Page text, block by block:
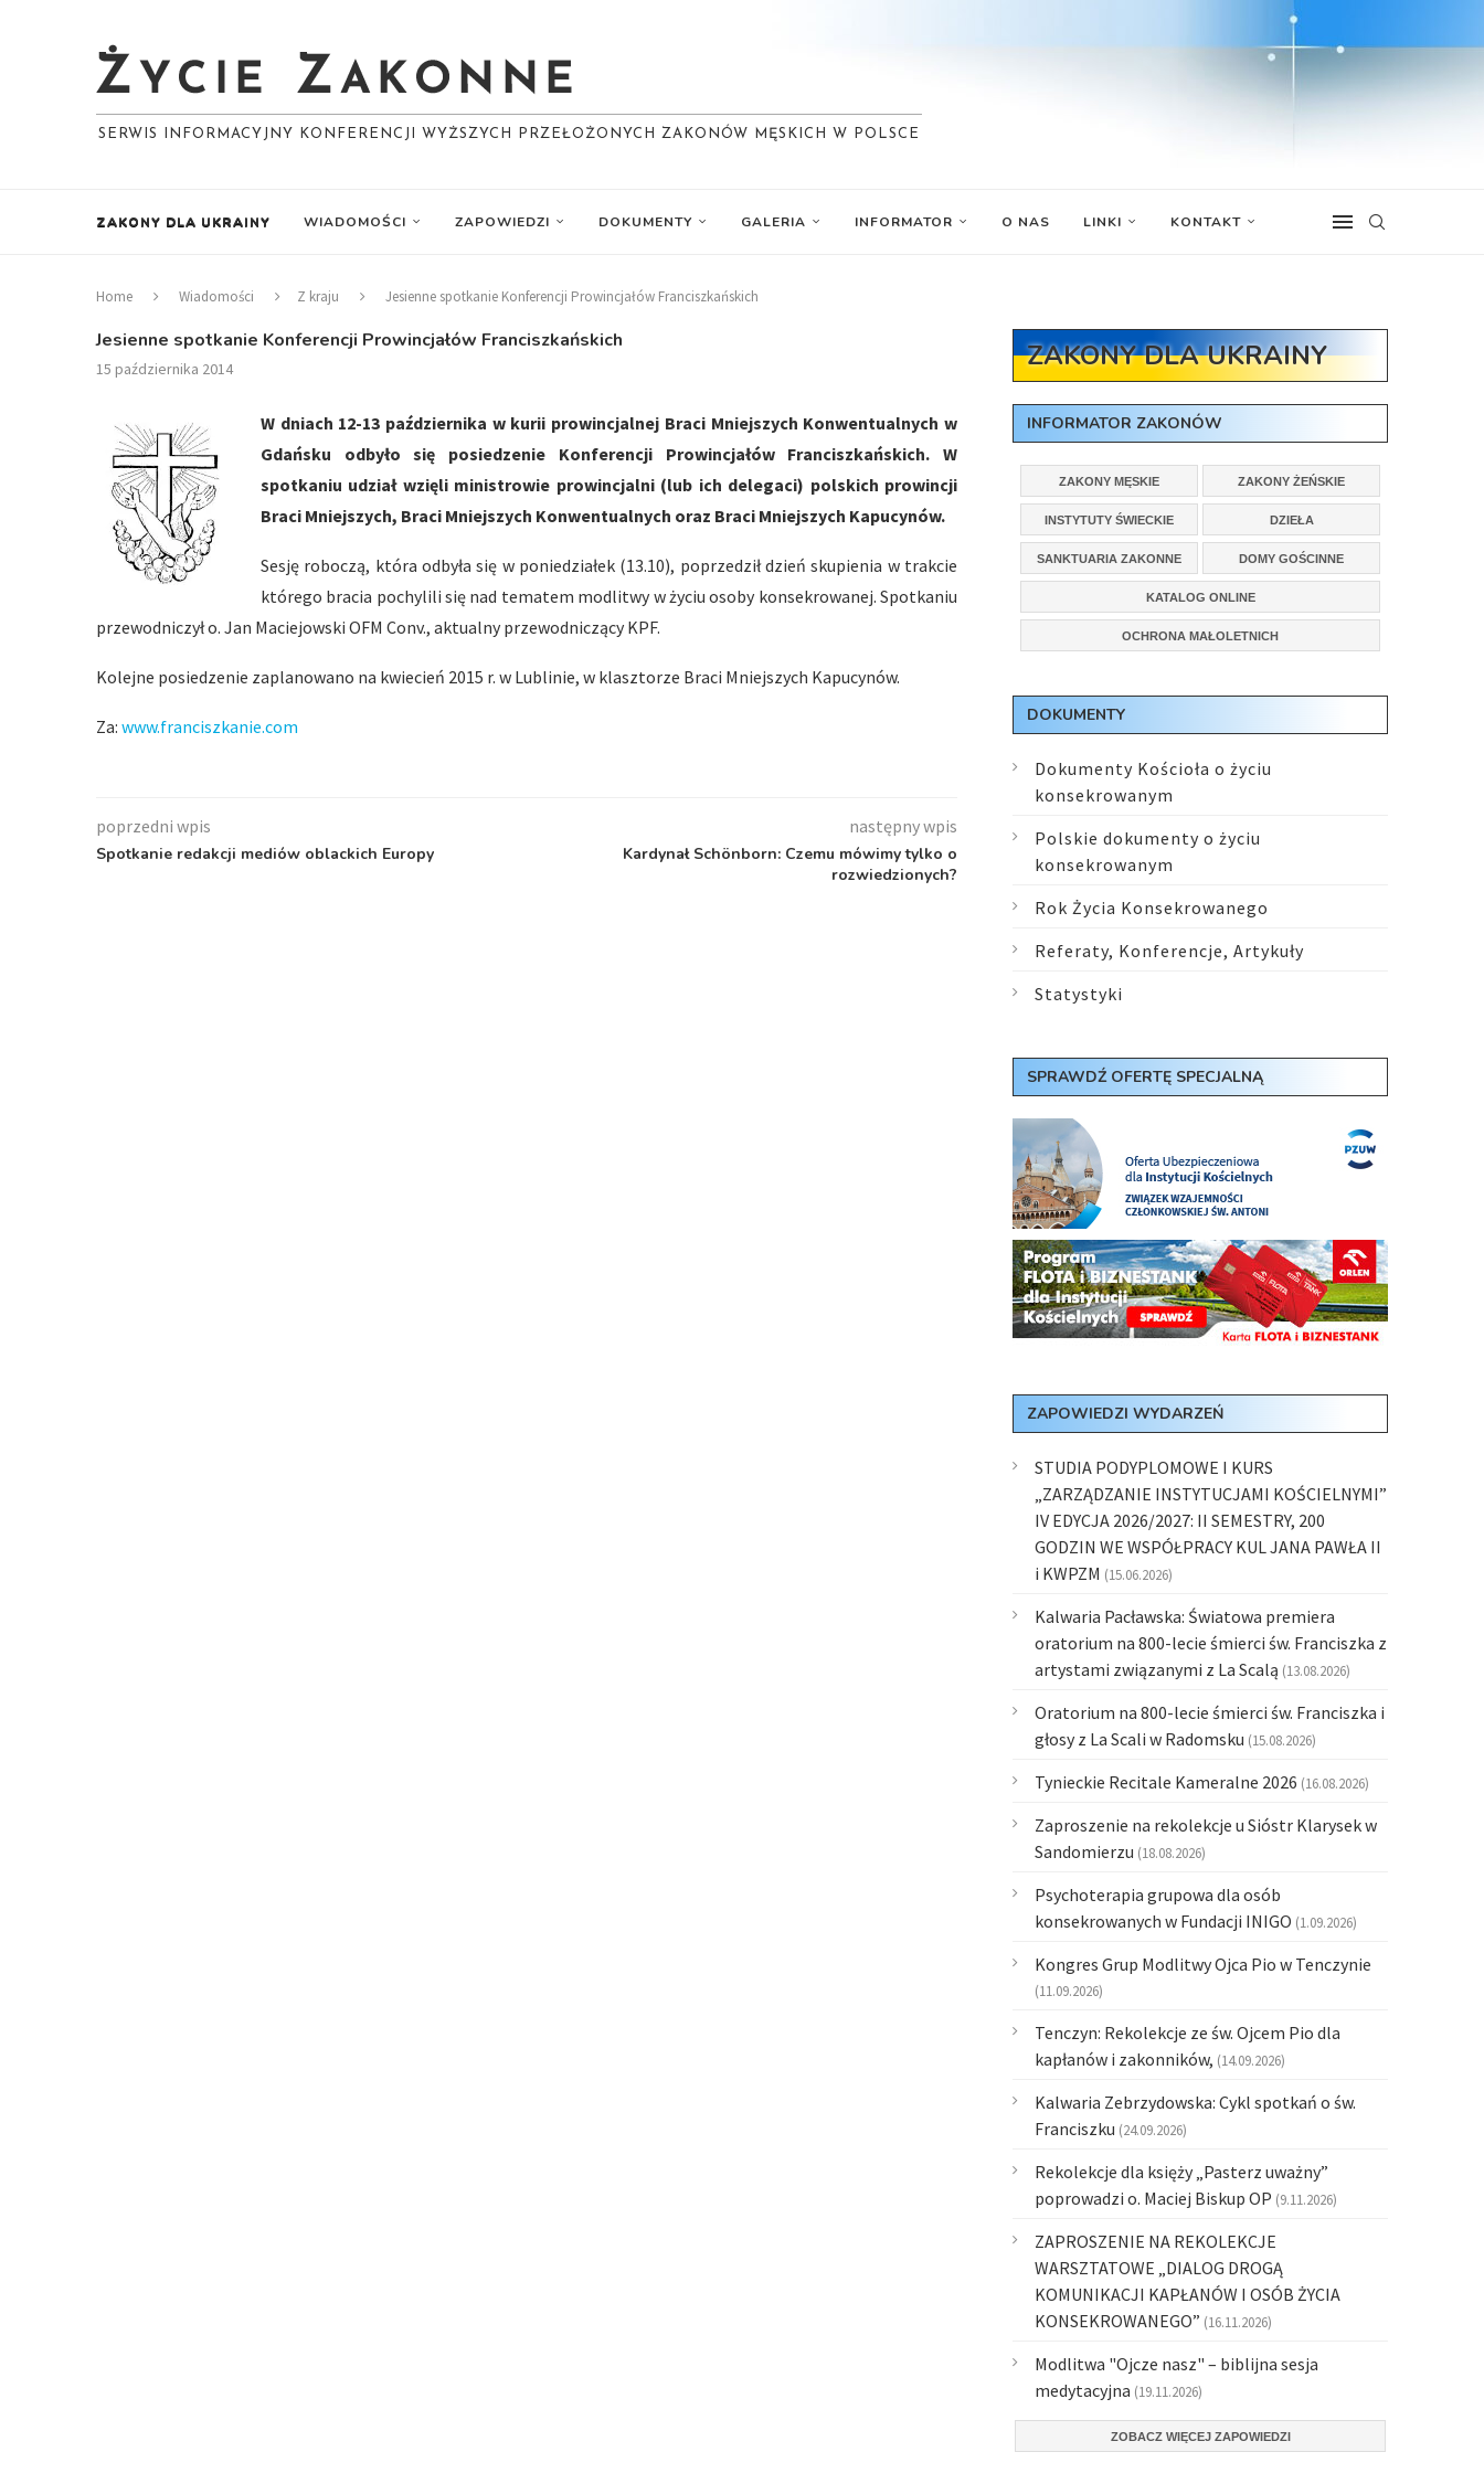
SERWIS INFORMACYJNY KONFERENCJI WYŻSZYCH PRZEŁOŻONYCH ZAKONÓW MĘSKICH W POLSCE
ZAKONY DLA UKRAINY WIADOMOŚCI ZAPOWIEDZI DOKUMENTY GALERIA INFORMATOR O NAS LINKI KONTAKT
Home Wiadomości Z kraju Jesienne spotkanie Konferencji Prowincjałów Franciszkańskich
Jesienne spotkanie Konferencji Prowincjałów Franciszkańskich
15 października 2014
W dniach 12-13 października w kurii prowincjalnej Braci Mniejszych Konwentualnych w
Gdańsku odbyło się posiedzenie Konferencji Prowincjałów Franciszkańskich. W
spotkaniu udział wzięli ministrowie prowincjalni (lub ich delegaci) polskich prowincji
Braci Mniejszych, Braci Mniejszych Konwentualnych oraz Braci Mniejszych Kapucynów.
Sesję roboczą, która odbyła się w poniedziałek (13.10), poprzedził dzień skupienia w trakcie
którego bracia pochylili się nad tematem modlitwy w życiu osoby konsekrowanej. Spotkaniu
przewodniczył o. Jan Maciejowski OFM Conv., aktualny przewodniczący KPF.
Kolejne posiedzenie zaplanowano na kwiecień 2015 r. w Lublinie, w klasztorze Braci Mniejszych Kapucynów.
Za: www.franciszkanie.com
poprzedni wpis
Spotkanie redakcji mediów oblackich Europy
następny wpis
Kardynał Schönborn: Czemu mówimy tylko o
rozwiedzionych?
ZAKONY DLA UKRAINY
INFORMATOR ZAKONÓW
ZAKONY MĘSKIE ZAKONY ŻEŃSKIE
INSTYTUTY ŚWIECKIE DZIEŁA
SANKTUARIA ZAKONNE DOMY GOŚCINNE
KATALOG ONLINE
OCHRONA MAŁOLETNICH
DOKUMENTY
Dokumenty Kościoła o życiu
konsekrowanym
Polskie dokumenty o życiu
konsekrowanym
Rok Życia Konsekrowanego
Referaty, Konferencje, Artykuły
Statystyki
SPRAWDŹ OFERTĘ SPECJALNĄ
ZAPOWIEDZI WYDARZEŃ
STUDIA PODYPLOMOWE I KURS
„ZARZĄDZANIE INSTYTUCJAMI KOŚCIELNYMI”
IV EDYCJA 2026/2027: II SEMESTRY, 200
GODZIN WE WSPÓŁPRACY KUL JANA PAWŁA II
i KWPZM (15.06.2026)
Kalwaria Pacławska: Światowa premiera
oratorium na 800-lecie śmierci św. Franciszka z
artystami związanymi z La Scalą (13.08.2026)
Oratorium na 800-lecie śmierci św. Franciszka i
głosy z La Scali w Radomsku (15.08.2026)
Tynieckie Recitale Kameralne 2026 (16.08.2026)
Zaproszenie na rekolekcje u Sióstr Klarysek w
Sandomierzu (18.08.2026)
Psychoterapia grupowa dla osób
konsekrowanych w Fundacji INIGO (1.09.2026)
Kongres Grup Modlitwy Ojca Pio w Tenczynie
(11.09.2026)
Tenczyn: Rekolekcje ze św. Ojcem Pio dla
kapłanów i zakonników, (14.09.2026)
Kalwaria Zebrzydowska: Cykl spotkań o św.
Franciszku (24.09.2026)
Rekolekcje dla księży „Pasterz uważny”
poprowadzi o. Maciej Biskup OP (9.11.2026)
ZAPROSZENIE NA REKOLEKCJE
WARSZTATOWE „DIALOG DROGĄ
KOMUNIKACJI KAPŁANÓW I OSÓB ŻYCIA
KONSEKROWANEGO” (16.11.2026)
Modlitwa "Ojcze nasz" – biblijna sesja
medytacyjna (19.11.2026)
ZOBACZ WIĘCEJ ZAPOWIEDZI